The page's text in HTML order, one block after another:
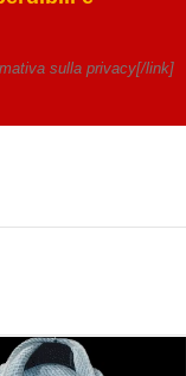
sulla privacy[/link]